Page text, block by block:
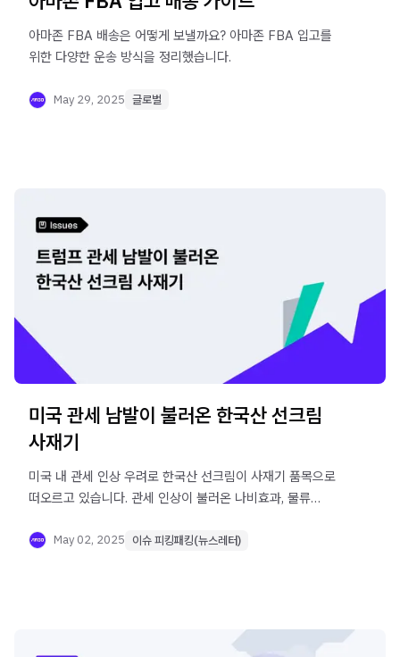
아마존 FBA 배송은 어떻게 보낼까요? 아마존 FBA 입고를
위한 다양한 운송 방식을 정리했습니다.
May 29, 2025 글로벌
미국 관세 남발이 불러온 한국산 선크림
사재기
미국 내 관세 인상 우려로 한국산 선크림이 사재기 품목으로
떠오르고 있습니다. 관세 인상이 불러온 나비효과, 물류
May 02, 2025 이슈 피킹패킹(뉴스레터)